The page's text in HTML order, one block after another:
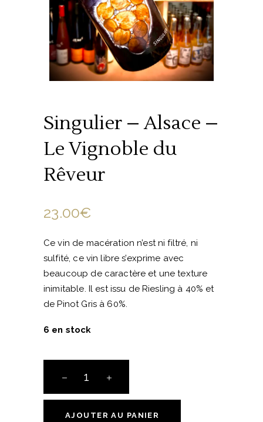
Singulier – Alsace –
Le Vignoble du
Rêveur
23.00€
Ce vin de macération n’est ni filtré, ni
sulfité, ce vin libre s’exprime avec
beaucoup de caractère et une texture
inimitable. Il est issu de Riesling à 40% et
de Pinot Gris à 60%.
6 en stock
Alsace
AJOUTER AU PANIER